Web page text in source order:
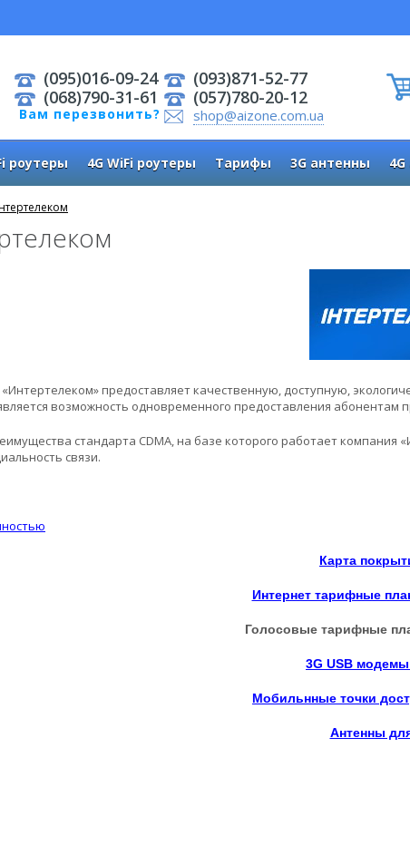
(095)016-09-24
(068)790-31-61
Вам перезвонить?
(093)871-52-77
(057)780-20-12
shop@aizone.com.ua
роутеры 4G WiFi роутеры Тарифы 3G антенны
предоставляет качественную, доступную,
возможность одновременного предоставления абонентам
стандарта CDMA, на базе которого работает компания
связи.
Карта
Интернет тарифные
Голосовые тарифные
3G USB
Мобильнные точки
Антенны